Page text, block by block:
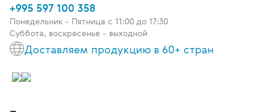
+995 597 100 358
Понедельник - Пятница c 11:00 до 17:30
Суббота, воскресенье - выходной
Доставляем продукцию в 60+ стран